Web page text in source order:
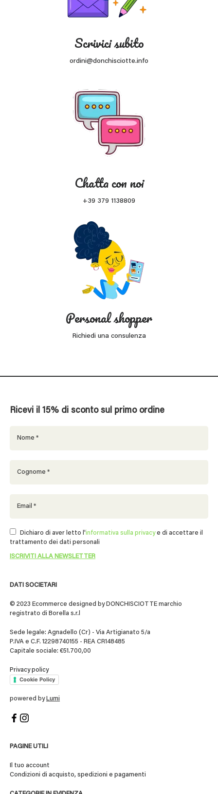
Scrivici subito
ordini@donchisciotte.info
Chatta con noi
+39 379 1138809
Personal shopper
Richiedi una consulenza
DATI SOCIETARI
© 2023 Ecommerce designed by DONCHISCIOTTE marchio
registrato di Borella s.r.l
Sede legale: Agnadello (Cr) - Via Artigianato 5/a
P.IVA e C.F. 12298740155 - REA CR148485
Capitale sociale: €51.700,00
Privacy policy
Cookie Policy
powered by Lumi
PAGINE UTILI
Il tuo account
Condizioni di acquisto, spedizioni e pagamenti
Ricevi il 15% di sconto sul primo ordine
Dichiaro di aver letto l'informativa sulla privacye di accettare il
trattamento dei dati personali